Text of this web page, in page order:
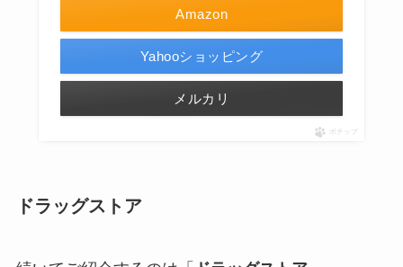
Amazon
Yahooショッピング
メルカリ
ポチップ
ドラッグストア